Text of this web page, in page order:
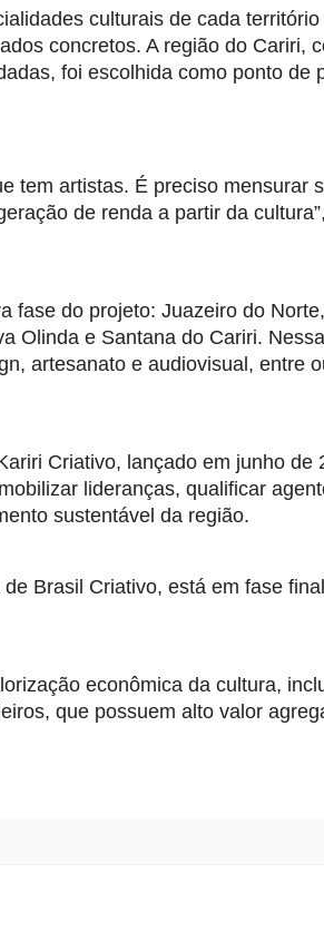
culturais de cada
concretos. A região do Cariri,
foi escolhida como ponto de
tem artistas. É preciso mensurar
de renda a partir da
fase do projeto: Juazeiro do
Olinda e Santana do Cariri.
artesanato e audiovisual, entre
Criativo, lançado em junho de
lideranças, qualificar
sustentável da região.
Brasil Criativo, está em fase
econômica da cultura,
que possuem alto valor